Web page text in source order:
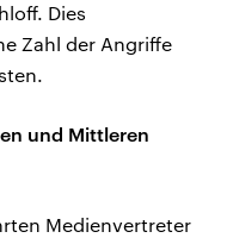
Dies
Zahl der Angriffe
und Mittleren
Medienvertreter